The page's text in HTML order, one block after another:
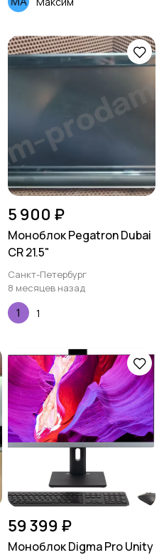
5 900 ₽
Моноблок Pegatron Dubai
CR 21.5"
Санкт-Петербург
8 месяцев назад
1
59 399 ₽
Моноблок Digma Pro Unity